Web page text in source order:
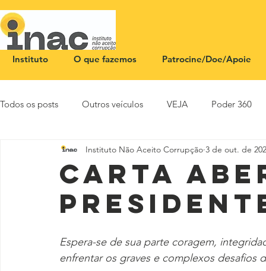
Instituto O que fazemos Patrocine/Doe/Apoie
Todos os posts Outros veículos VEJA Poder 360
NOTA PÚBLICA CEID SBT News Rádio
Carta
Instituto Não Aceito Corrupção 3 de out. de
Espera-se de sua parte coragem,
enfrentar os graves e complexos desafios